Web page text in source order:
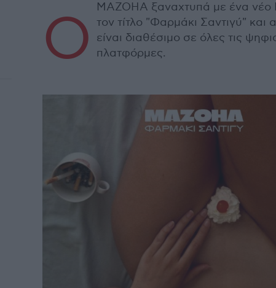
Ο
ΜΑΖΟΗΑ ξαναχτυπά με ένα νέο
τον τίτλο "Φαρμάκι Σαντιγύ" και
είναι διαθέσιμο σε όλες τις
πλατφόρμες.